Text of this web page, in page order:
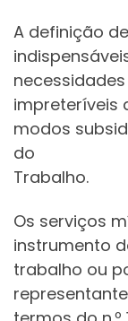
A definição
impreteríveis
modos
do
Trabalho.
Os serviços
instrumento
trabalho ou